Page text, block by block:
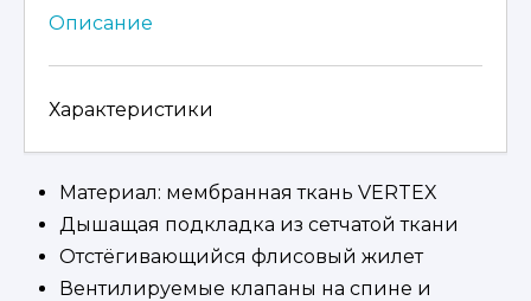
CFMOTO
JACKET
Описание
Характеристики
Материал: мембранная ткань VERTEX
Дышащая подкладка из сетчатой ткани
Отстёгивающийся флисовый жилет
Вентилируемые клапаны на спине и